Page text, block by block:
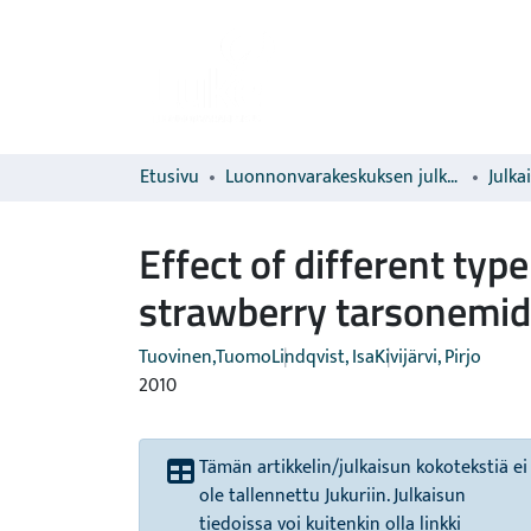
Etusivu Luonnonvarakeskuksen julkaisut
Effect of different
strawberry
Tuovinen,TuomoLindqvist, IsaKivijärvi, Pirjo
2010
Tämän artikkelin/julkaisun kokotekstiä ei
ole tallennettu Jukuriin. Julkaisun
tiedoissa voi kuitenkin olla linkki